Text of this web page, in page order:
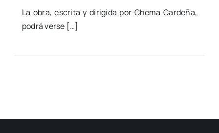
La obra, escri­ta y diri­gi­da por Che­ma Car­de­ña,
podrá ver­se […]